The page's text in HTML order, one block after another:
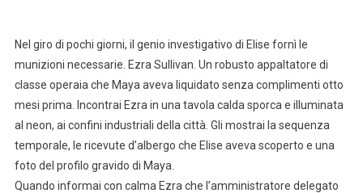
Nel giro di pochi giorni, il genio investigativo di Elise fornì le
munizioni necessarie. Ezra Sullivan. Un robusto appaltatore di
classe operaia che Maya aveva liquidato senza complimenti otto
mesi prima. Incontrai Ezra in una tavola calda sporca e illuminata
al neon, ai confini industriali della città. Gli mostrai la sequenza
temporale, le ricevute d’albergo che Elise aveva scoperto e una
foto del profilo gravido di Maya.
Quando informai con calma Ezra che l’amministratore delegato